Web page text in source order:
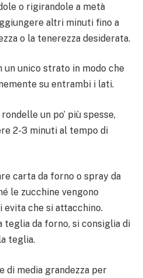
o rigirandole a metà
altri minuti fino a
o la tenerezza desiderata.
un unico strato in modo che
su entrambi i lati.
un po’ più spesse,
2-3 minuti al tempo di
carta da forno o spray da
le zucchine vengono
evita che si attacchino.
teglia da forno, si consiglia di
teglia.
di media grandezza per